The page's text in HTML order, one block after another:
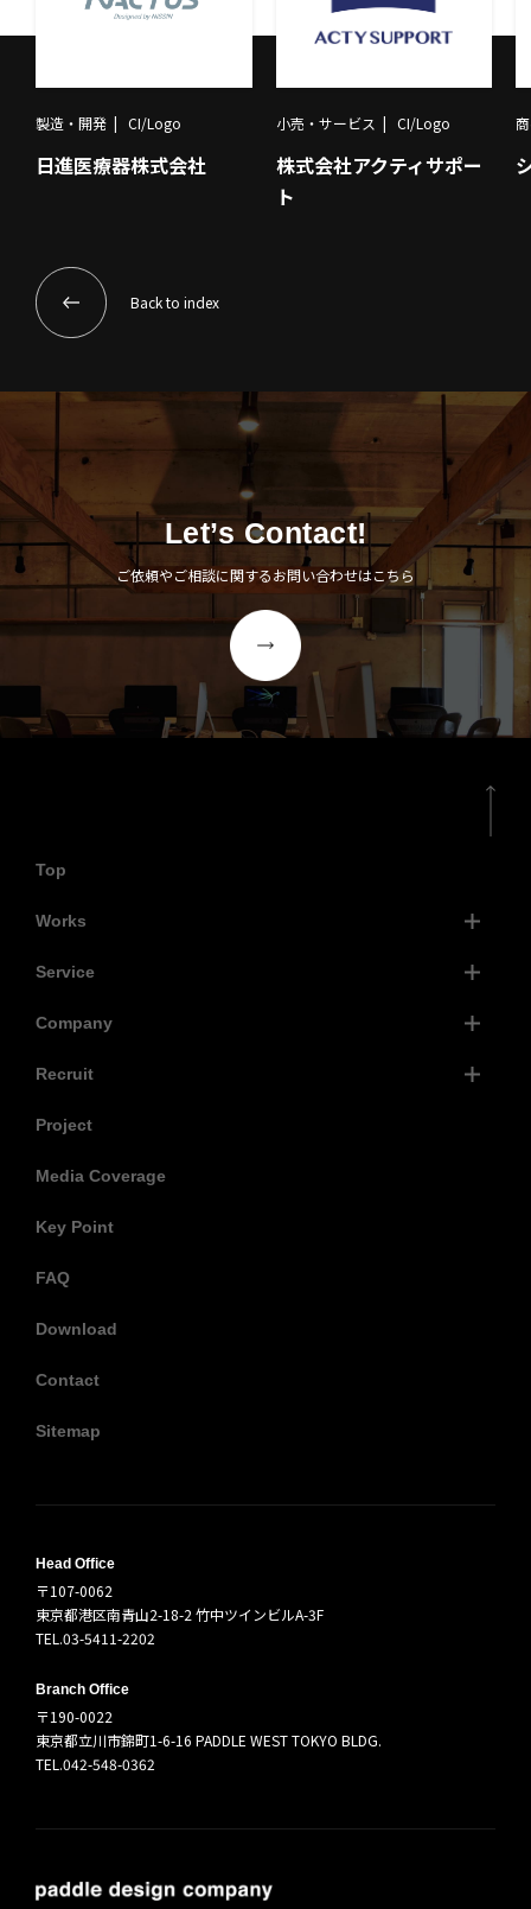
製造・開発 CI/Logo
日進医療器株式会社
小売・サービス CI/Logo
株式会社アクティサポー
ト
Back to index
Let’s Contact!
ご依頼やご相談に関するお問い合わせはこちら
Top
Works
Service
Company
Recruit
Project
Media Coverage
Key Point
FAQ
Download
Contact
Sitemap
Head Office
〒107-0062
東京都港区南青山2-18-2 竹中ツインビルA-3F
TEL.03-5411-2202
Branch Office
〒190-0022
東京都立川市錦町1-6-16 PADDLE WEST TOKYO BLDG.
TEL.042-548-0362